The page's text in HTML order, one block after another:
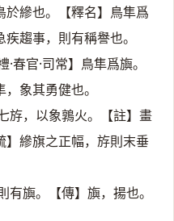
於縿也。【釋名】鳥隼爲
趨事，則有稱譽也。
·春官·司常】鳥隼爲旟。
象其勇健也。
斿，以象鶉火。【註】畫
】縿旗之正幅，斿則末垂
有旟。【傳】旟，揚也。